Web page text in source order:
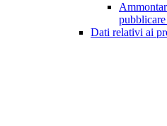
Dati relativi ai